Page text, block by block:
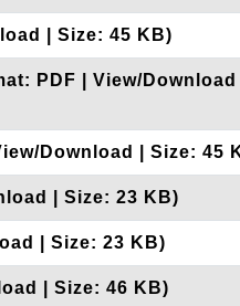
| Size: 45 KB)
PDF | View/Download
Download | Size: 45
| Size: 23 KB)
| Size: 23 KB)
| Size: 46 KB)